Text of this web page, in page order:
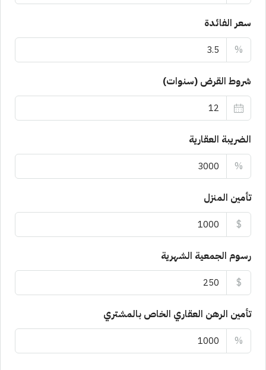
سعر الفائدة
%
شروط القرض (سنوات)
الضريبة العقارية
%
تأمين المنزل
$
رسوم الجمعية الشهرية
$
تأمين الرهن العقاري الخاص بالمشتري
%